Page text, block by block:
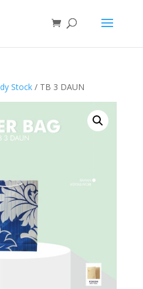
Stock/ TB 3 DAUN